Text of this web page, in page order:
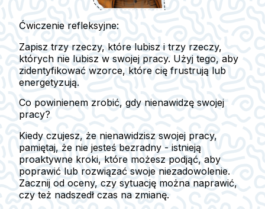
Ćwiczenie refleksyjne:
Zapisz trzy rzeczy, które lubisz i trzy rzeczy,
których nie lubisz w swojej pracy. Użyj tego, aby
zidentyfikować wzorce, które cię frustrują lub
energetyzują.
Co powinienem zrobić, gdy nienawidzę swojej
pracy?
Kiedy czujesz, że nienawidzisz swojej pracy,
pamiętaj, że nie jesteś bezradny - istnieją
proaktywne kroki, które możesz podjąć, aby
poprawić lub rozwiązać swoje niezadowolenie.
Zacznij od oceny, czy sytuację można naprawić,
czy też nadszedł czas na zmianę.